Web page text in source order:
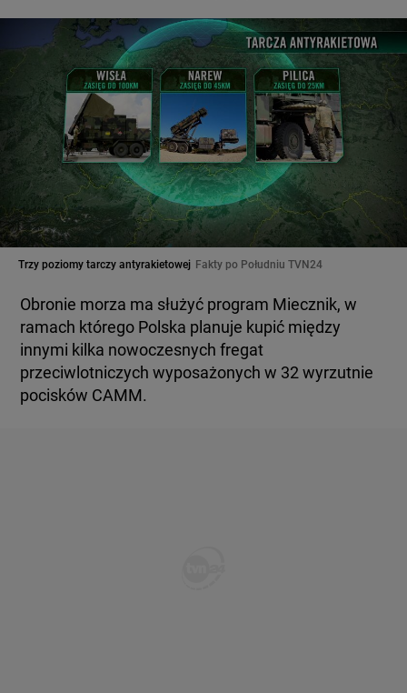
Trzy poziomy tarczy antyrakietowej Fakty po Południu TVN24
Obronie morza ma służyć program Miecznik, w
ramach którego Polska planuje kupić między
innymi kilka nowoczesnych fregat
przeciwlotniczych wyposażonych w 32 wyrzutnie
pocisków CAMM.